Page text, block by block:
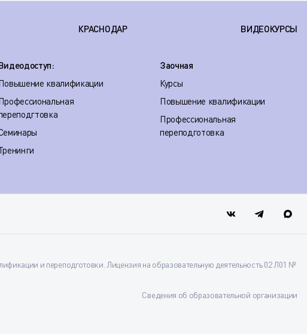
КРАСНОДАР ВИДЕОКУРСЫ
квалификации
Заочная
Курсы
Повышение квалификации
Профессиональная
переподготовка
и переподготовки. Лицензия на образовательную деятельность 02 Л01 №
Сведения об образовательной организации